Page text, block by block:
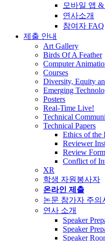
모바일 앱
연사소개
참여자 FAQ
제출 안내
Art Gallery
Birds Of A Feather
Computer
Courses
Diversity, Equity
Emerging
Posters
Real-Time Live!
Technical
Technical Papers
Ethics of the
Reviewer
Review Form
Conflict of
XR
학생 자원봉사자
온라인 제출
논문 참가자 주의
연사 소개
Speaker
Speaker
Speaker